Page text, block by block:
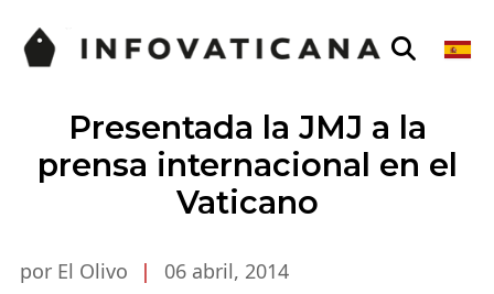
Presentada la JMJ a la
prensa internacional en el
Vaticano
por El Olivo | 06 abril, 2014